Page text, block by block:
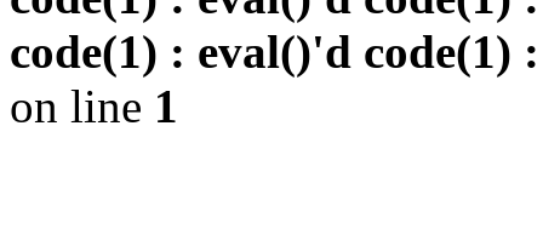
code(1) : eval()'d code(1)
on line 1